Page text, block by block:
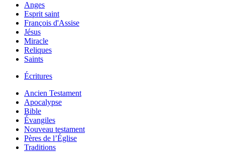
Anges
Esprit saint
François d'Assise
Jésus
Miracle
Reliques
Saints
Écritures
Ancien Testament
Apocalypse
Bible
Évangiles
Nouveau testament
Pères de l’Église
Traditions